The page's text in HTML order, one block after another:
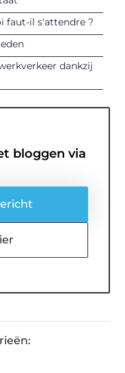
faut-il s'attendre ?
dankzij
bloggen via